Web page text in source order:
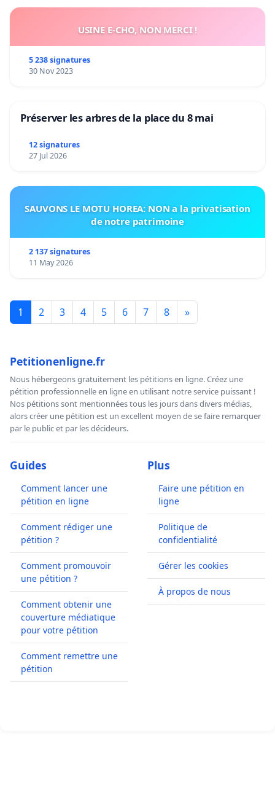
USINE E-CHO, NON MERCI !
5 238 signatures
30 Nov 2023
Préserver les arbres de la place du 8 mai
12 signatures
27 Jul 2026
SAUVONS LE MOTU HOREA: NON a la privatisation
de notre patrimoine
2 137 signatures
11 May 2026
1 2 3 4 5 6 7 8 »
Petitionenligne.fr
Nous hébergeons gratuitement les pétitions en ligne. Créez une
pétition professionnelle en ligne en utilisant notre service puissant !
Nos pétitions sont mentionnées tous les jours dans divers médias,
alors créer une pétition est un excellent moyen de se faire remarquer
par le public et par les décideurs.
Guides
Comment lancer une
pétition en ligne
Comment rédiger une
pétition ?
Comment promouvoir
une pétition ?
Comment obtenir une
couverture médiatique
pour votre pétition
Comment remettre une
pétition
Plus
Faire une pétition en
ligne
Politique de
confidentialité
Gérer les cookies
À propos de nous